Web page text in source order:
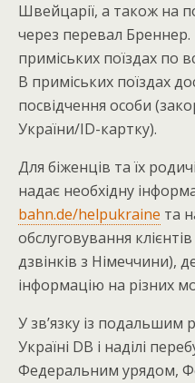
Швейцарії, а також на
через перевал Бреннер.
приміських поїздах по
В приміських поїздах
посвідчення особи
України/ID-картку).
Для біженців та їх
надає необхідну
bahn.de/helpukraine та
обслуговування
дзвінків з Німеччини),
інформацію на різних
У зв’язку із подальшим
Україні DB і наділі
Федеральним урядом,